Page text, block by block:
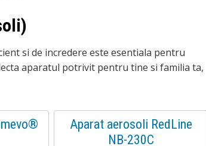
si de incredere este esentiala pentru
aparatul potrivit pentru tine si familia ta,
Aparat aerosoli RedLine
NB-230C